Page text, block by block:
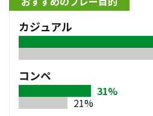
カジュアル
コンペ
31%
21%